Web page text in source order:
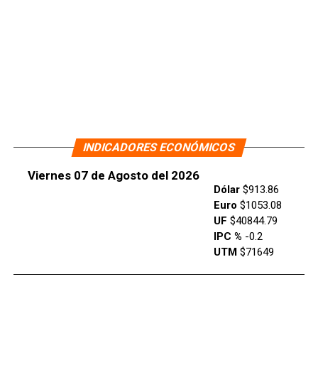
INDICADORES ECONÓMICOS
Viernes 07 de Agosto del 2026
Dólar$913.86
Euro $1053.08
UF $40844.79
IPC % -0.2
UTM$71649